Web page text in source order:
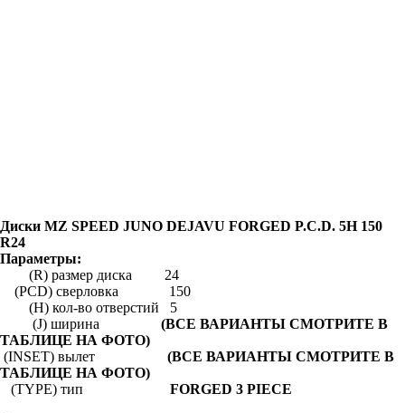
Диски MZ SPEED JUNO DEJAVU FORGED P.C.D. 5H 150
R24
Параметры:
(R) размер диска 24
(PCD) сверловка 150
(H) кол-во отверстий 5
(J) ширина (ВСЕ ВАРИАНТЫ СМОТРИТЕ В
ТАБЛИЦЕ НА ФОТО)
(INSET) вылет (ВСЕ ВАРИАНТЫ СМОТРИТЕ В
ТАБЛИЦЕ НА ФОТО)
(TYPE) тип FORGED 3 PIECE